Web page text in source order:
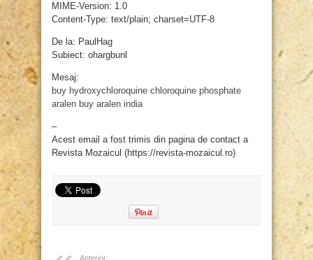
MIME-Version: 1.0
Content-Type: text/plain; charset=UTF-8
De la: PaulHag
Subiect: ohargbunl
Mesaj:
buy hydroxychloroquine chloroquine phosphate
aralen buy aralen india
–
Acest email a fost trimis din pagina de contact a
Revista Mozaicul (https://revista-mozaicul.ro)
Anterior: